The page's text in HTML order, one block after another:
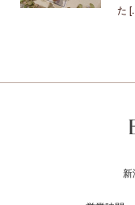
た
新